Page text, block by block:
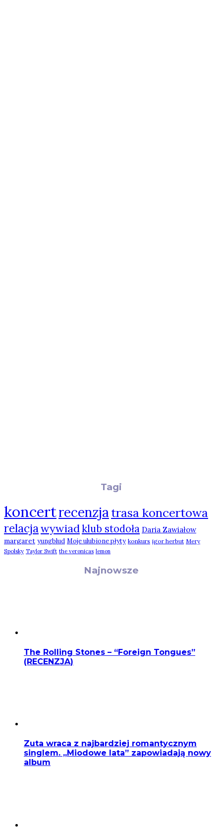
Tagi
koncertrecenzjatrasa koncertowa
relacjawywiadklub stodoła Daria Zawiałow
margaret yungblud Moje ulubione płyty konkurs igor herbut Mery
Spolsky Taylor Swift the veronicas lemon
Najnowsze
The Rolling Stones – “Foreign Tongues”
(RECENZJA)
Zuta wraca z najbardziej romantycznym
singlem. „Miodowe lata” zapowiadają nowy
album